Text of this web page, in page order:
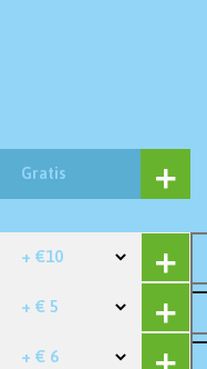
Gratis
+ €10
+ € 5
+ € 6